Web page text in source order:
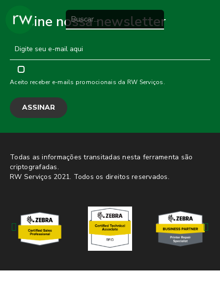
Assine nossa newsletter
Aceito receber e-mails promocionais da RW Serviços.
Todas as informações transitadas nesta ferramenta são
criptografadas.
RW Serviços 2021. Todos os direitos reservados.